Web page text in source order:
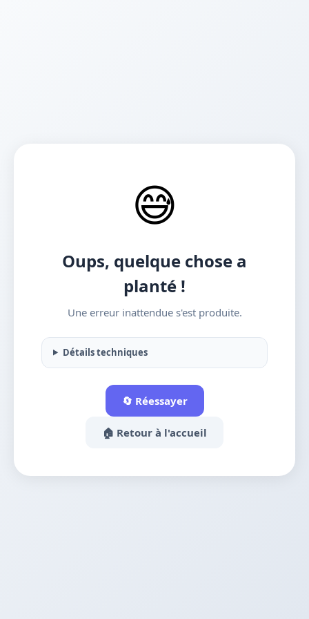
😅
Oups, quelque chose a
planté !
Une erreur inattendue s'est produite.
Détails techniques
🔄 Réessayer
🏠 Retour à l'accueil